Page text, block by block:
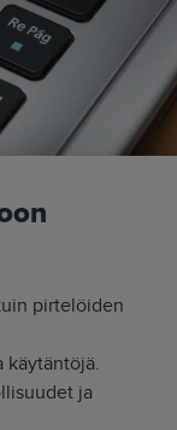
pirtelöiden
käytäntöjä.
ja